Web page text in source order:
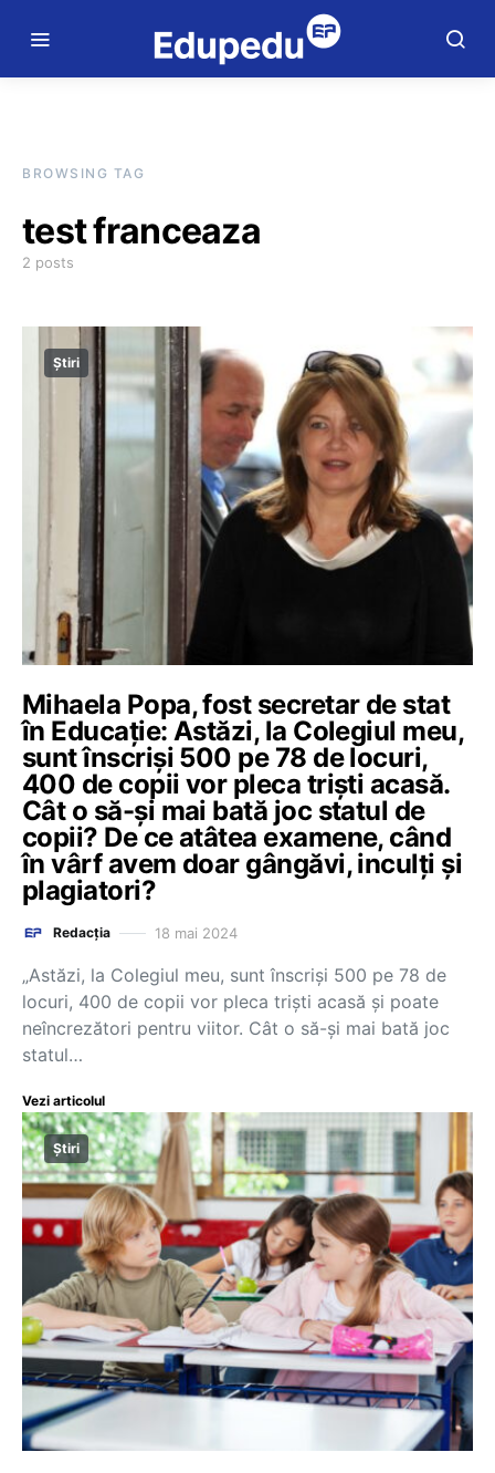
BROWSING TAG
test franceaza
2 posts
Știri
Mihaela Popa, fost secretar de stat
în Educație: Astăzi, la Colegiul meu,
sunt înscriși 500 pe 78 de locuri,
400 de copii vor pleca triști acasă.
Cât o să-și mai bată joc statul de
copii? De ce atâtea examene, când
în vârf avem doar gângăvi, inculți și
plagiatori?
Redacția 18 mai 2024
„Astăzi, la Colegiul meu, sunt înscriși 500 pe 78 de
locuri, 400 de copii vor pleca triști acasă și poate
neîncrezători pentru viitor. Cât o să-și mai bată joc
statul…
Vezi articolul
Știri